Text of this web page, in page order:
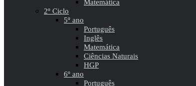
Matemática
2º Ciclo
5º ano
Português
Inglês
Matemática
Ciências Naturais
HGP
6º ano
Português